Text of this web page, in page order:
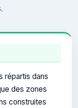
répartis dans
des zones
construites